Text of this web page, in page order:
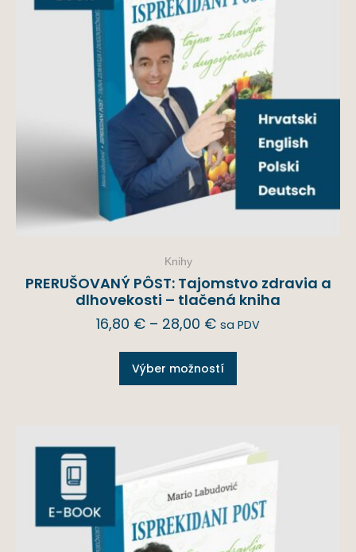
Knihy
PRERUŠOVANÝ PÔST: Tajomstvo zdravia a
dlhovekosti – tlačená kniha
16,80 € – 28,00 € sa PDV
Výber možností